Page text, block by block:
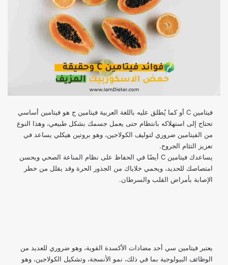
فيتامين C أو كما يُطلق عليه باللغة العربية فيتامين ج هو فيتامين أساسي
تحتاج إلى استهلاكه بانتظام حتى يعمل جسمك بشكل طبيعي، وهذا النوع
من الفيتامين ضروري لتوليف الكولاجين، وهو بروتين هيكلي يساعد في
تعزيز التئام الجروح.
يساعدك فيتامين C أيضًا في الحفاظ على نظام المناعة الصحي ويحسن
امتصاصك للحديد، ويحمي خلاياك من الجذور الحرة وقد يقلل من خطر
الإصابة بأمراض القلب والسرطان.
يعتبر فيتامين سي أحد مضادات الأكسدة القوية، وهو ضروري للعديد من
الوظائف البيولوجية بما في ذلك، نمو الأنسجة، وتشكيل الكولاجين، وهو